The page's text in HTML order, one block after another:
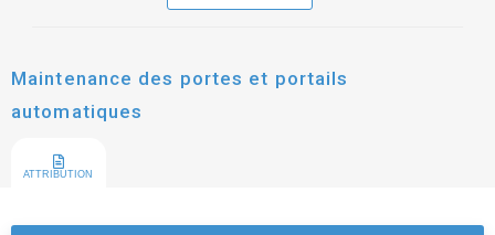
Maintenance des portes et portails
automatiques
ATTRIBUTION